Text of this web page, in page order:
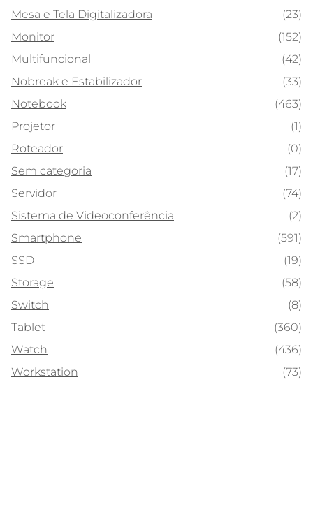
Mesa e Tela Digitalizadora
(23)
Monitor
(152)
Multifuncional
(42)
Nobreak e Estabilizador
(33)
Notebook
(463)
Projetor
(1)
Roteador
(0)
Sem categoria
(17)
Servidor
(74)
Sistema de Videoconferência
(2)
Smartphone
(591)
SSD
(19)
Storage
(58)
Switch
(8)
Tablet
(360)
Watch
(436)
Workstation
(73)